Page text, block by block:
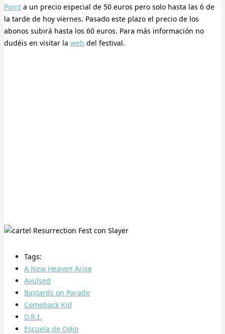
Point a un precio especial de 50 euros pero solo hasta las 6 de
la tarde de hoy viernes. Pasado este plazo el precio de los
abonos subirá hasta los 60 euros. Para más información no
dudéis en visitar la web del festival.
Tags:
A New Heaven Arise
Avulsed
Bastards on Parade
Comeback Kid
D.R.I.
Escuela de Odio